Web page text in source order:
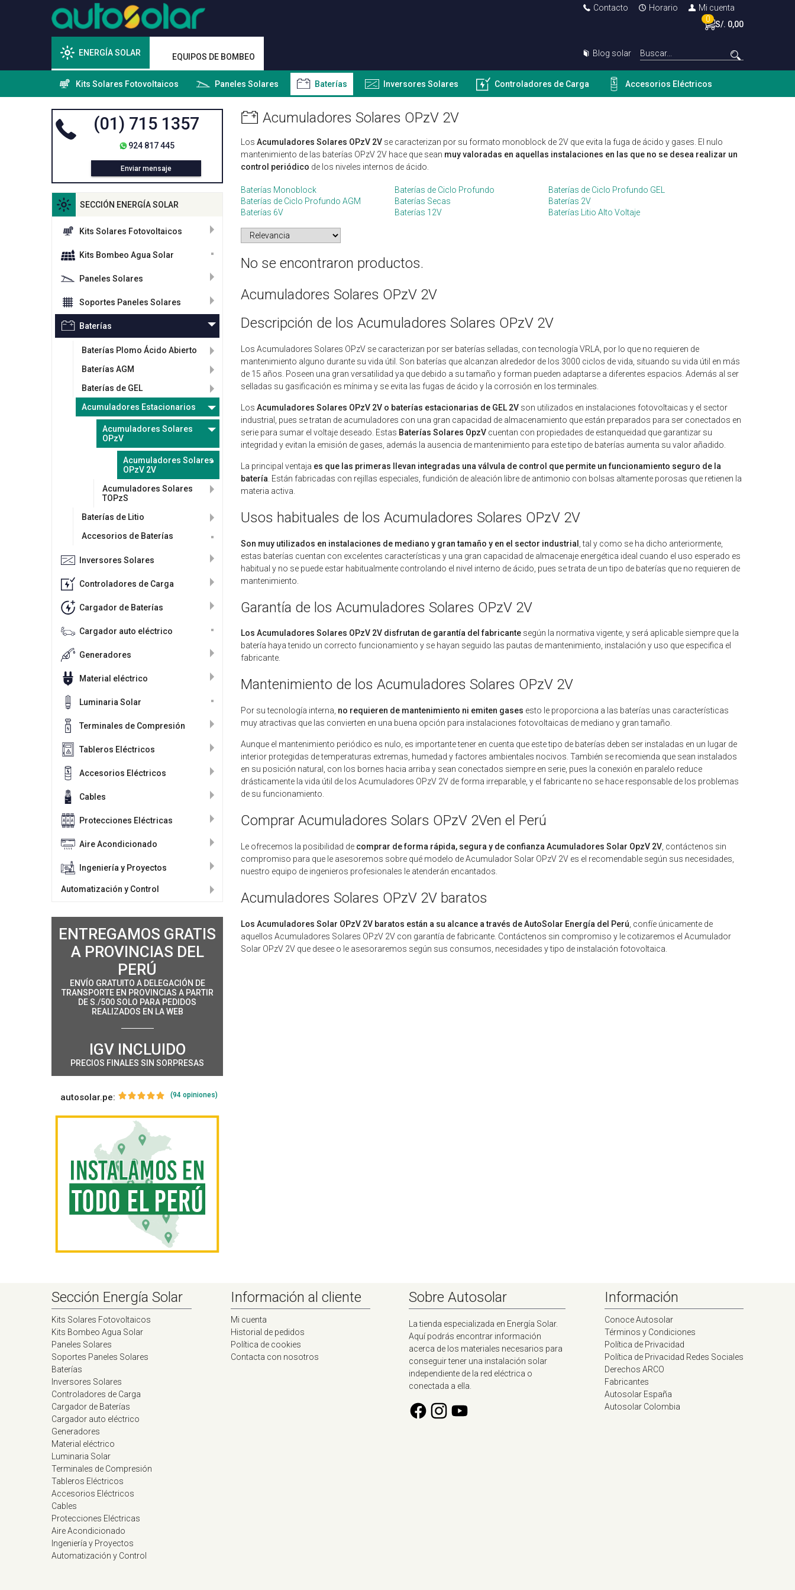
Contacto Horario
Mi cuenta
0
S/. 0,00
ENERGÍA SOLAR EQUIPOS DE BOMBEO Blog solar
Kits Solares Fotovoltaicos Paneles Solares Baterías Inversores Solares Controladores de Carga Accesorios Eléctricos
(01) 715 1357
924 817 445
Enviar mensaje
SECCIÓN ENERGÍA SOLAR
Kits Solares Fotovoltaicos
Kits Bombeo Agua Solar
Paneles Solares
Soportes Paneles Solares
Baterías
Baterías Plomo Ácido Abierto
Baterías AGM
Baterías de GEL
Acumuladores Estacionarios
Acumuladores Solares
OPzV
Acumuladores Solares
OPzV 2V
Acumuladores Solares
TOPzS
Baterías de Litio
Accesorios de Baterías
Inversores Solares
Controladores de Carga
Cargador de Baterías
Cargador auto eléctrico
Generadores
Material eléctrico
Luminaria Solar
Terminales de Compresión
Tableros Eléctricos
Accesorios Eléctricos
Cables
Protecciones Eléctricas
Aire Acondicionado
Ingeniería y Proyectos
Automatización y Control
ENTREGAMOS GRATIS
A PROVINCIAS DEL
PERÚ
ENVÍO GRATUITO A DELEGACIÓN DE
TRANSPORTE EN PROVINCIAS A PARTIR
DE S./500 SOLO PARA PEDIDOS
REALIZADOS EN LA WEB
IGV INCLUIDO
PRECIOS FINALES SIN SORPRESAS
autosolar.pe: (94 opiniones)
Acumuladores Solares OPzV 2V
Los Acumuladores Solares OPzV 2V se caracterizan por su formato monoblock de 2V que evita la fuga de ácido y gases. El nulo
mantenimiento de las baterías OPzV 2V hace que sean muy valoradas en aquellas instalaciones en las que no se desea realizar un
control periódico de los niveles internos de ácido.
Baterías Monoblock Baterías de Ciclo Profundo
Baterías de Ciclo Profundo GEL
Baterías de Ciclo Profundo AGM
Baterías Secas
Baterías 2V
Baterías 6V
Baterías 12V Baterías Litio Alto Voltaje
No se encontraron productos.
Acumuladores Solares OPzV 2V
Descripción de los Acumuladores Solares OPzV 2V
Los Acumuladores Solares OPzV se caracterizan por ser baterías selladas, con tecnología VRLA, por lo que no requieren de
mantenimiento alguno durante su vida útil. Son baterías que alcanzan alrededor de los 3000 ciclos de vida, situando su vida útil en más
de 15 años. Poseen una gran versatilidad ya que debido a su tamaño y forman pueden adaptarse a diferentes espacios. Además al ser
selladas su gasificación es mínima y se evita las fugas de ácido y la corrosión en los terminales.
Los Acumuladores Solares OPzV 2V o baterías estacionarias de GEL 2V son utilizados en instalaciones fotovoltaicas y el sector
industrial, pues se tratan de acumuladores con una gran capacidad de almacenamiento que están preparados para ser conectados en
serie para sumar el voltaje deseado. Estas Baterías Solares OpzV cuentan con propiedades de estanqueidad que garantizar su
integridad y evitan la emisión de gases, además la ausencia de mantenimiento para este tipo de baterías aumenta su valor añadido.
La principal ventaja es que las primeras llevan integradas una válvula de control que permite un funcionamiento seguro de la
batería . Están fabricadas con rejillas especiales, fundición de aleación libre de antimonio con bolsas altamente porosas que retienen la
materia activa.
Usos habituales de los Acumuladores Solares OPzV 2V
Son muy utilizados en instalaciones de mediano y gran tamaño y en el sector industrial
, tal y como se ha dicho anteriormente,
estas baterías cuentan con excelentes características y una gran capacidad de almacenaje energética ideal cuando el uso esperado es
habitual y no se puede estar habitualmente controlando el nivel interno de ácido, pues se trata de un tipo de baterías que no requieren de
mantenimiento.
Garantía de los Acumuladores Solares OPzV 2V
Los Acumuladores Solares OPzV 2V disfrutan de garantía del fabricante según la normativa vigente, y será aplicable siempre que la
batería haya tenido un correcto funcionamiento y se hayan seguido las pautas de mantenimiento, instalación y uso que especifica el
fabricante.
Mantenimiento de los Acumuladores Solares OPzV 2V
Por su tecnología interna, no requieren de mantenimiento ni emiten gases esto le proporciona a las baterías unas características
muy atractivas que las convierten en una buena opción para instalaciones fotovoltaicas de mediano y gran tamaño.
Aunque el mantenimiento periódico es nulo, es importante tener en cuenta que este tipo de baterías deben ser instaladas en un lugar de
interior protegidas de temperaturas extremas, humedad y factores ambientales nocivos. También se recomienda que sean instalados
en su posición natural, con los bornes hacia arriba y sean conectados siempre en serie, pues la conexión en paralelo reduce
drásticamente la vida útil de los Acumuladores OPzV 2V de forma irreparable, y el fabricante no se hace responsable de los problemas
de su funcionamiento.
Comprar Acumuladores Solars OPzV 2Ven el Perú
Le ofrecemos la posibilidad de comprar de forma rápida, segura y de confianza Acumuladores Solar OpzV 2V , contáctenos sin
compromiso para que le asesoremos sobre qué modelo de Acumulador Solar OPzV 2V es el recomendable según sus necesidades,
nuestro equipo de ingenieros profesionales le atenderán encantados.
Acumuladores Solares OPzV 2V baratos
Los Acumuladores Solar OPzV 2V baratos están a su alcance a través de AutoSolar Energía del Perú , confíe únicamente de
aquellos Acumuladores Solares OPzV 2V con garantía de fabricante. Contáctenos sin compromiso y le cotizaremos el Acumulador
Solar OPzV 2V que desee o le asesoraremos según sus consumos, necesidades y tipo de instalación fotovoltaica.
Sección Energía Solar
Kits Solares Fotovoltaicos
Kits Bombeo Agua Solar
Paneles Solares
Soportes Paneles Solares
Baterías
Inversores Solares
Controladores de Carga
Cargador de Baterías
Cargador auto eléctrico
Generadores
Material eléctrico
Luminaria Solar
Terminales de Compresión
Tableros Eléctricos
Accesorios Eléctricos
Cables
Protecciones Eléctricas
Aire Acondicionado
Ingeniería y Proyectos
Automatización y Control
Información al cliente
Mi cuenta
Historial de pedidos
Política de cookies
Contacta con nosotros
Sobre Autosolar
La tienda especializada en Energía Solar.
Aquí podrás encontrar información
acerca de los materiales necesarios para
conseguir tener una instalación solar
independiente de la red eléctrica o
conectada a ella.
Información
Conoce Autosolar
Términos y Condiciones
Política de Privacidad
Política de Privacidad Redes Sociales
Derechos ARCO
Fabricantes
Autosolar España
Autosolar Colombia